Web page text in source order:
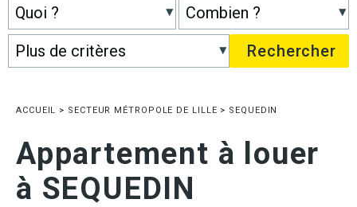
ACCUEIL > SECTEUR MÉTROPOLE DE LILLE > SEQUEDIN
Appartement à louer
à SEQUEDIN